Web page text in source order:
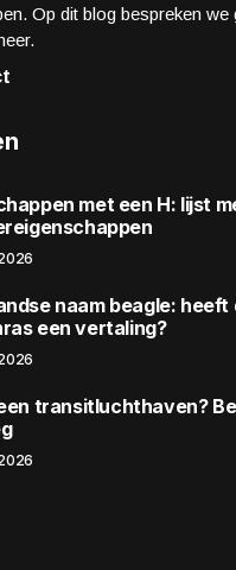
Op dit blog bespreken we
met een H: lijst
naam beagle: heeft
een vertaling?
transitluchthaven?